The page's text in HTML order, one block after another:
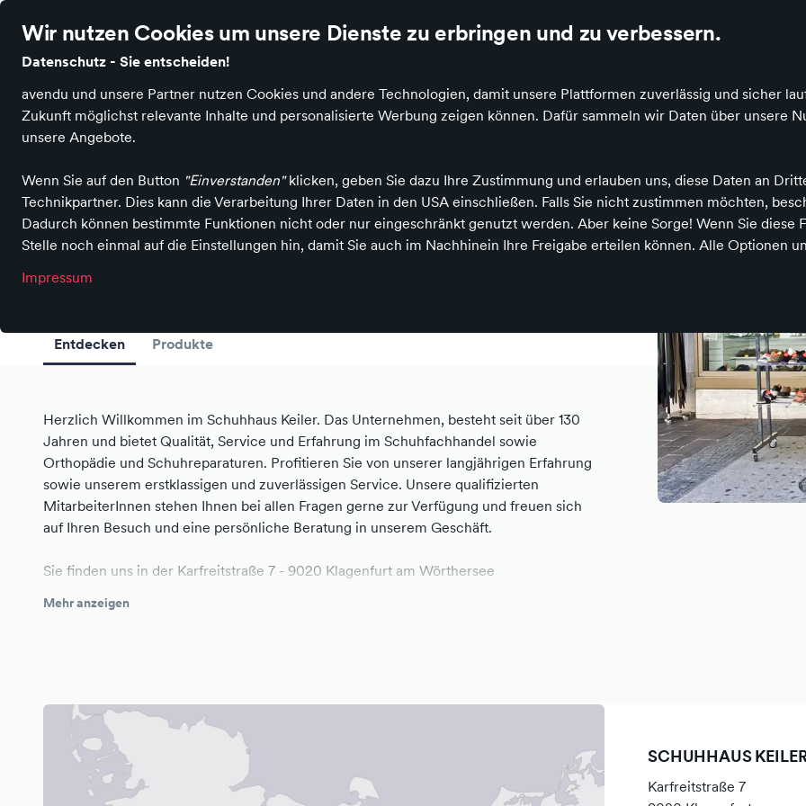
Wir nutzen Cookies um unsere Dienste zu erbringen und zu verbessern.
Datenschutz - Sie entscheiden!
avendu und unsere Partner nutzen Cookies und andere Technologien, damit unsere Plattformen zuverlässig und sicher
Zukunft möglichst relevante Inhalte und personalisierte Werbung zeigen können. Dafür sammeln wir Daten über unsere
unsere Angebote.
Wenn Sie auf den Button "Einverstanden"klicken, geben Sie dazu Ihre Zustimmung und erlauben uns, diese Daten an
Technikpartner. Dies kann die Verarbeitung Ihrer Daten in den USA einschließen. Falls Sie nicht zustimmen möchten,
Dadurch können bestimmte Funktionen nicht oder nur eingeschränkt genutzt werden. Aber keine Sorge! Wenn Sie
Stelle noch einmal auf die Einstellungen hin, damit Sie auch im Nachhinein Ihre Freigabe erteilen können. Alle Optionen
Impressum
Schuhe
SCHUHHAUS KEILER
in Klagenfurt
Entdecken Produkte
Herzlich Willkommen im Schuhhaus Keiler. Das Unternehmen, besteht seit über 130
Jahren und bietet Qualität, Service und Erfahrung im Schuhfachhandel sowie
Orthopädie und Schuhreparaturen. Profitieren Sie von unserer langjährigen Erfahrung
sowie unserem erstklassigen und zuverlässigen Service. Unsere qualifizierten
MitarbeiterInnen stehen Ihnen bei allen Fragen gerne zur Verfügung und freuen sich
auf Ihren Besuch und eine persönliche Beratung in unserem Geschäft.
Sie finden uns in der ​Karfreitstraße 7 - 9020 Klagenfurt am Wörthersee
Mehr anzeigen
SCHUHHAUS
Karfreitstraße 7